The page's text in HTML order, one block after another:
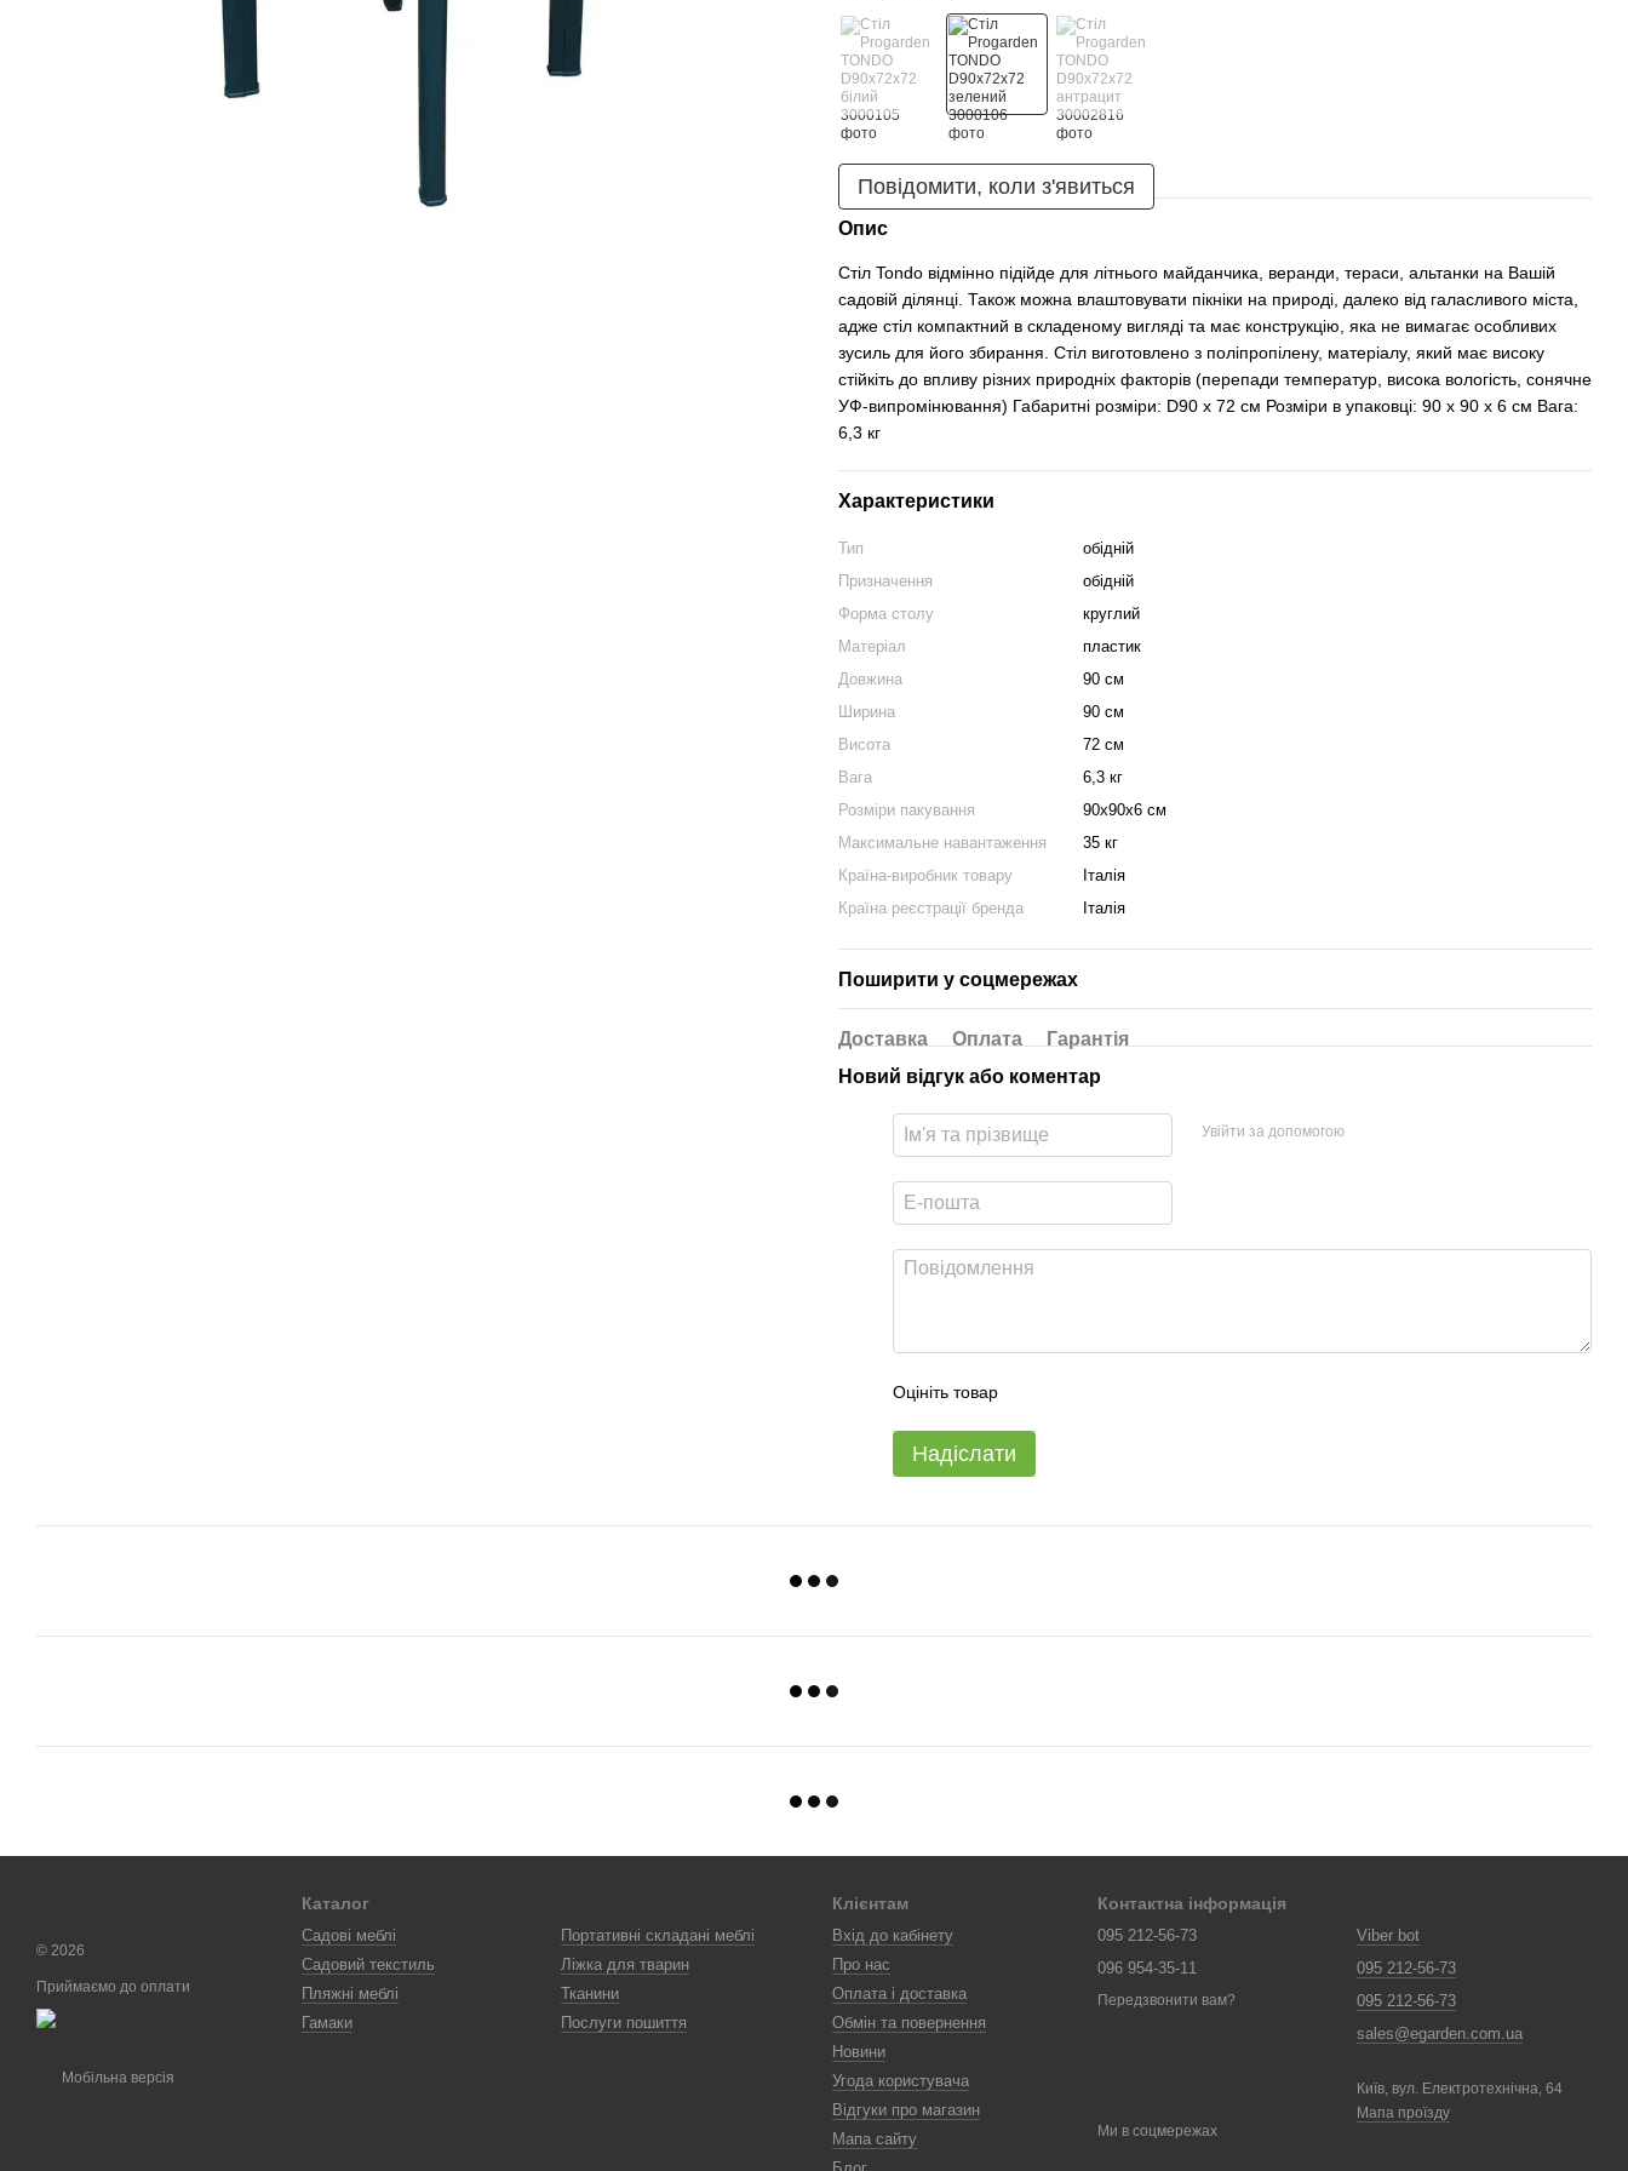
Повідомити, коли з'явиться
Опис
Стіл Tondo відмінно підійде для літнього майданчика, веранди, тераси, альтанки на Вашій
садовій ділянці. Також можна влаштовувати пікніки на природі, далеко від галасливого міста,
адже стіл компактний в складеному вигляді та має конструкцію, яка не вимагає особливих
зусиль для його збирання. Стіл виготовлено з поліпропілену, матеріалу, який має високу
стійкіть до впливу різних природніх факторів (перепади температур, висока вологість, сонячне
УФ-випромінювання) Габаритні розміри: D90 х 72 см Розміри в упаковці: 90 х 90 х 6 см Вага:
6,3 кг
Характеристики
Тип
обідній
Призначення
обідній
Форма столу
круглий
Матеріал
пластик
Довжина
90 см
Ширина
90 см
Висота
72 см
Вага
6,3 кг
Розміри пакування
90х90х6 см
Максимальне навантаження
35 кг
Країна-виробник товару
Італія
Країна реєстрації бренда
Італія
Поширити у соцмережах
Доставка Оплата
Гарантія
Новий відгук або коментар
Увійти за допомогою
Оцініть товар
Надіслати
© 2026
Приймаємо до оплати
Мобільна версія
Каталог
Садові меблі
Садовий текстиль
Пляжні меблі
Гамаки
Портативні складані меблі
Ліжка для тварин
Тканини
Послуги пошиття
Клієнтам
Вхід до кабінету
Про нас
Оплата і доставка
Обмін та повернення
Новини
Угода користувача
Відгуки про магазин
Мапа сайту
Контактна інформація
095 212-56-73
096 954-35-11
Передзвонити вам?
Viber bot
095 212-56-73
095 212-56-73
sales@egarden.com.ua
Київ, вул. Електротехнічна, 64
Мапа проїзду
Ми в соцмережах